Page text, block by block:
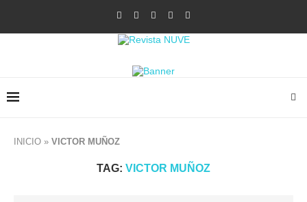
INICIO » VICTOR MUÑOZ
TAG: VICTOR MUÑOZ